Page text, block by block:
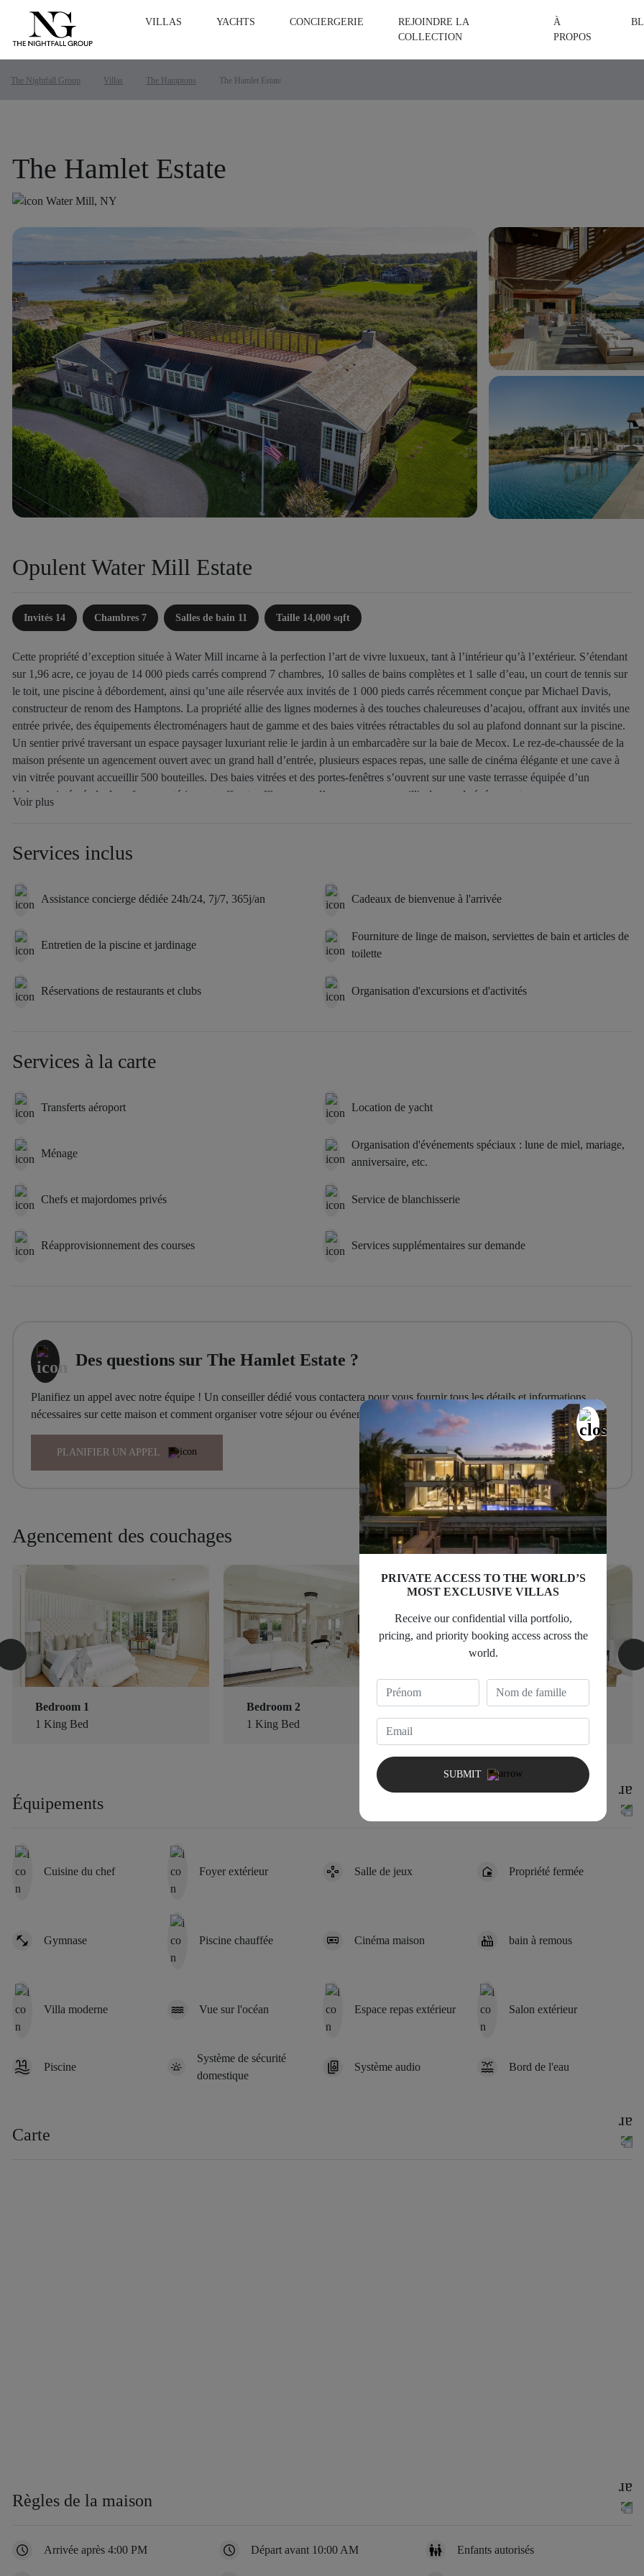
VILLAS YACHTS CONCIERGERIE
REJOINDRE LA
COLLECTION
À
PROPOS
The Nightfall Group Villas The Hamptons The Hamlet Estate
The Hamlet Estate
Water Mill, NY
Opulent Water Mill Estate
Invités 14 Chambres 7 Salles de bain 11 Taille 14,000 sqft
Cette propriété d’exception située à Water Mill incarne à la perfection l’art de vivre luxueux, tant à l’intérieur qu’à l’extérieur. S’étendant
sur 1,96 acre, ce joyau de 14 000 pieds carrés comprend 7 chambres, 10 salles de bains complètes et 1 salle d’eau, un court de tennis sur
le toit, une piscine à débordement, ainsi qu’une aile réservée aux invités de 1 000 pieds carrés récemment conçue par Michael Davis,
constructeur de renom des Hamptons. La propriété allie des lignes modernes à des touches chaleureuses d’acajou, offrant aux invités une
entrée privée, des équipements électroménagers haut de gamme et des baies vitrées rétractables du sol au plafond donnant sur la piscine.
Un sentier privé traversant un espace paysager luxuriant relie le jardin à un embarcadère sur la baie de Mecox. Le rez-de-chaussée de la
maison présente un agencement ouvert avec un grand hall d’entrée, plusieurs espaces repas, une salle de cinéma élégante et une cave à
vin vitrée pouvant accueillir 500 bouteilles. Des baies vitrées et des portes-fenêtres s’ouvrent sur une vaste terrasse équipée d’un
barbecue intégré, de deux foyers extérieurs et offrant suffisamment d’espace pour accueillir de grands événements.
remarquables de la propriété figurent un court de tennis sur le toit avec un salon, une cabane flottante dans la piscine à débordement et un
chauffage au sol dans les salles de bains et des plafonds à caissons, garantissent qu’aucun détail n’a été négligé. Avec ses deux entrées
sécurisées, ses haies bien établies et sa proximité avec les plages, les boutiques et les restaurants des Hamptons, ce domaine est une oasis
Voir plus
Services inclus
Assistance concierge dédiée 24h/24, 7j/7, 365j/an Cadeaux de bienvenue à l'arrivée
Entretien de la piscine et jardinage
Fourniture de linge de maison, serviettes de bain et articles de
toilette
Réservations de restaurants et clubs Organisation d'excursions et d'activités
Services à la carte
Transferts aéroport Location de yacht
Ménage
Organisation d'événements spéciaux : lune de miel, mariage,
anniversaire, etc.
Chefs et majordomes privés Service de blanchisserie
Réapprovisionnement des courses Services supplémentaires sur demande
Des questions sur The Hamlet Estate ?
Planifiez un appel avec notre équipe ! Un conseiller dédié vous contactera pour vous fournir tous les détails et informations
nécessaires sur cette maison et comment organiser votre séjour ou événement sur mesure.
PLANIFIER UN APPEL
Agencement des couchages
Bedroom 1
1 King Bed
Bedroom 2
1 King Bed
Bedroom 3
Équipements
Cuisine du chef Foyer extérieur Salle de jeux Propriété fermée
Gymnase Piscine chauffée Cinéma maison bain à remous
Villa moderne Vue sur l'océan Espace repas extérieur Salon extérieur
Piscine
Système de sécurité
domestique
Système audio Bord de l'eau
Carte
Règles de la maison
Arrivée après 4:00 PM Départ avant 10:00 AM Enfants autorisés
PRIVATE ACCESS TO THE WORLD’S
MOST EXCLUSIVE VILLAS
Receive our confidential villa portfolio,
pricing, and priority booking access across the
world.
SUBMIT